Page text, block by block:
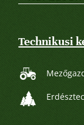
Technikusi